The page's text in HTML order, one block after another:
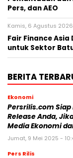
Pers, dan AEO
Kamis, 6 Agustus 2026
Fair Finance
untuk Sektor
BERITA
Ekonomi
Persrilis.com
Release Anda,
Media Ekonomi
Jumat, 9 Mei 2025 -
Pers Rilis